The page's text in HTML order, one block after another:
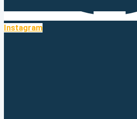
Instagram